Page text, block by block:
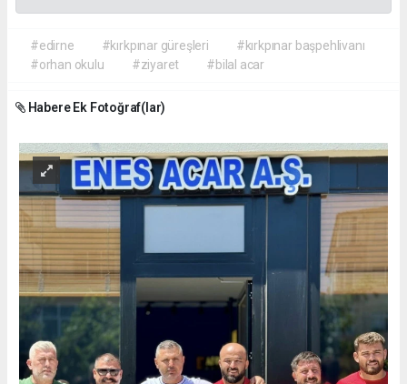
#edirne #kırkpınar güreşleri
#kırkpınar başpehlivanı
#orhan okulu
#ziyaret #bilal acar
Habere Ek Fotoğraf(lar)